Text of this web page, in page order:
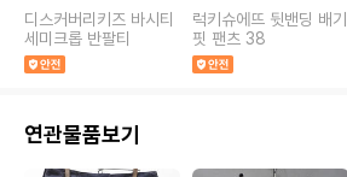
디스커버리키즈 바시티
세미크롭 반팔티
럭키슈에뜨 뒷밴딩 배기
핏 팬츠 38
연관물품보기